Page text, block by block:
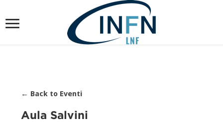
← Back to Eventi
Aula Salvini